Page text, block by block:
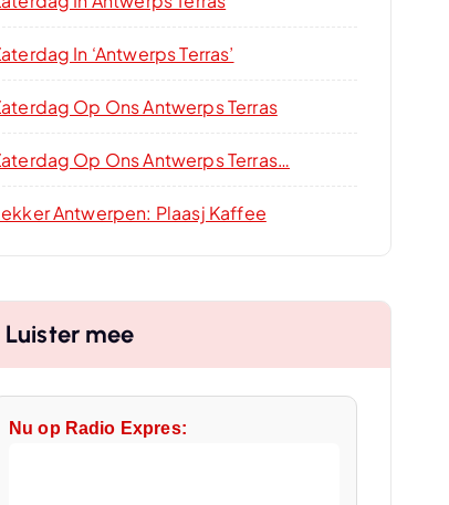
In ‘Antwerps Terras’
Op Ons Antwerps Terras
Op Ons Antwerps Terras…
Antwerpen: Plaasj Kaffee
Luister mee
Nu op Radio Expres: